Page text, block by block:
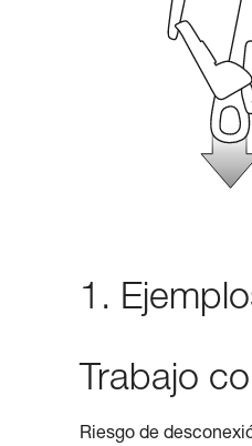
1.
Trabajo
Riesgo de